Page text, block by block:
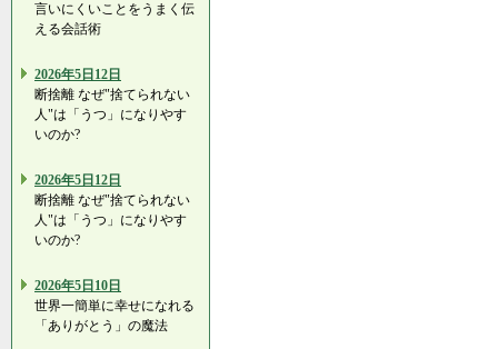
言いにくいことをうまく伝
える会話術
2026年5日12日
断捨離 なぜ"捨てられない
人"は「うつ」になりやす
いのか?
2026年5日12日
断捨離 なぜ"捨てられない
人"は「うつ」になりやす
いのか?
2026年5日10日
世界一簡単に幸せになれる
「ありがとう」の魔法